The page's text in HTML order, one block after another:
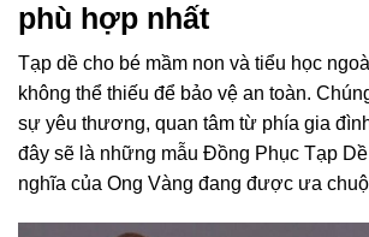
phù hợp nhất
Tạp dề cho bé mầm non và tiểu học
không thể thiếu để bảo vệ an toàn.
sự yêu thương, quan tâm từ phía gia
đây sẽ là những mẫu Đồng Phục Tạp
nghĩa của Ong Vàng đang được ưa